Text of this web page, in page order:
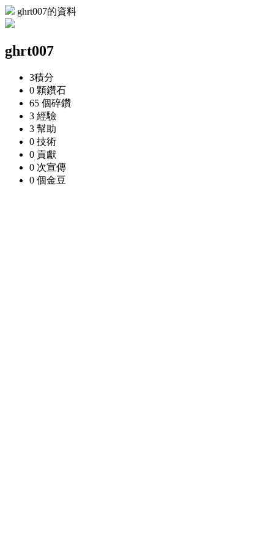
ghrt007的資料
ghrt007
3積分
0 顆鑽石
65 個碎鑽
3 經驗
3 幫助
0 技術
0 貢獻
0 次宣傳
0 個金豆